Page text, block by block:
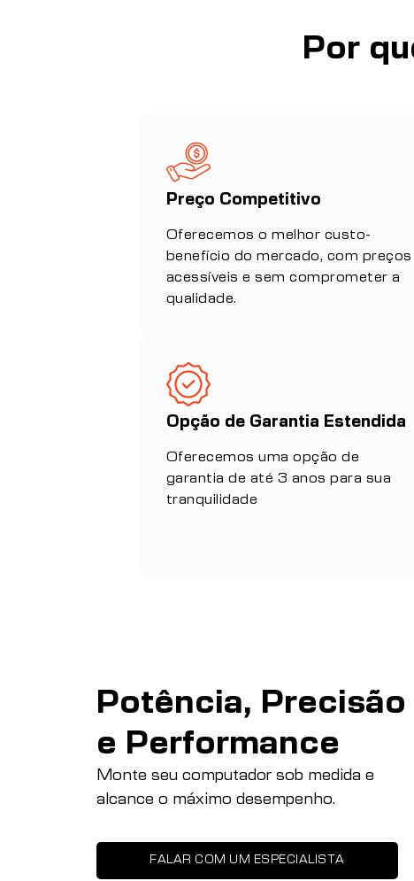
Por
Preço Competitivo
Oferecemos o melhor custo-
benefício do mercado, com preços
acessíveis e sem comprometer a
qualidade.
Opção de Garantia Estendida
Oferecemos uma opção de
garantia de até 3 anos para sua
tranquilidade
Potência, Precisão
e Performance
Monte seu computador sob medida e
alcance o máximo desempenho.
FALAR COM UM ESPECIALISTA